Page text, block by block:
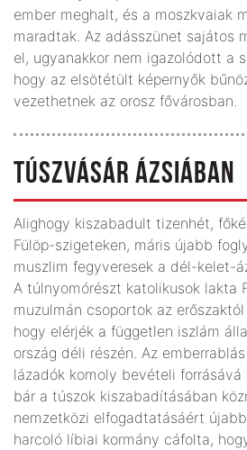
ember meghalt, és a moszkvaiak
maradtak. Az adásszünet sajátos
el, ugyanakkor nem igazolódott a
hogy az elsötétült képernyők
vezethetnek az orosz fővárosban.
TÚSZVÁSÁR ÁZSIÁBAN
Alighogy kiszabadult tizenhét,
Fülöp-szigeteken, máris újabb
muszlim fegyveresek a dél-kelet-
A túlnyomórészt katolikusok lakta
muzulmán csoportok az
hogy elérjék a független iszlám
ország déli részén. Az
lázadók komoly bevételi
bár a túszok kiszabadításában
nemzetközi elfogadtatásáért
harcoló líbiai kormány cáfolta,